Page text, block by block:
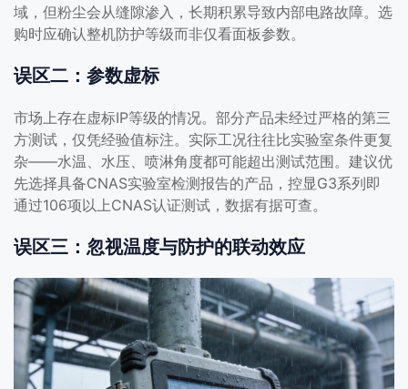
域，但粉尘会从缝隙渗入，长期积累导致内部电路故障。选
购时应确认整机防护等级而非仅看面板参数。
误区二：参数虚标
市场上存在虚标IP等级的情况。部分产品未经过严格的第三
方测试，仅凭经验值标注。实际工况往往比实验室条件更复
杂——水温、水压、喷淋角度都可能超出测试范围。建议优
先选择具备CNAS实验室检测报告的产品，控显G3系列即
通过106项以上CNAS认证测试，数据有据可查。
误区三：忽视温度与防护的联动效应